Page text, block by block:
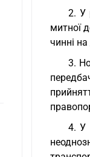
2. У
митної
чинні
3.
4. У